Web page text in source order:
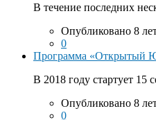
В течение последних
Опубликовано 8
0
Программа «Открытый
В 2018 году стартует
Опубликовано 8
0